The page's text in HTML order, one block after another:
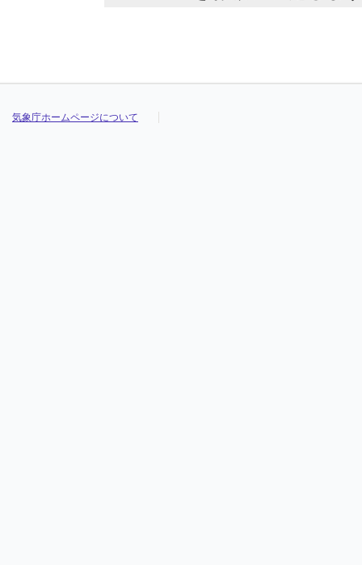
気象庁ホームページについて